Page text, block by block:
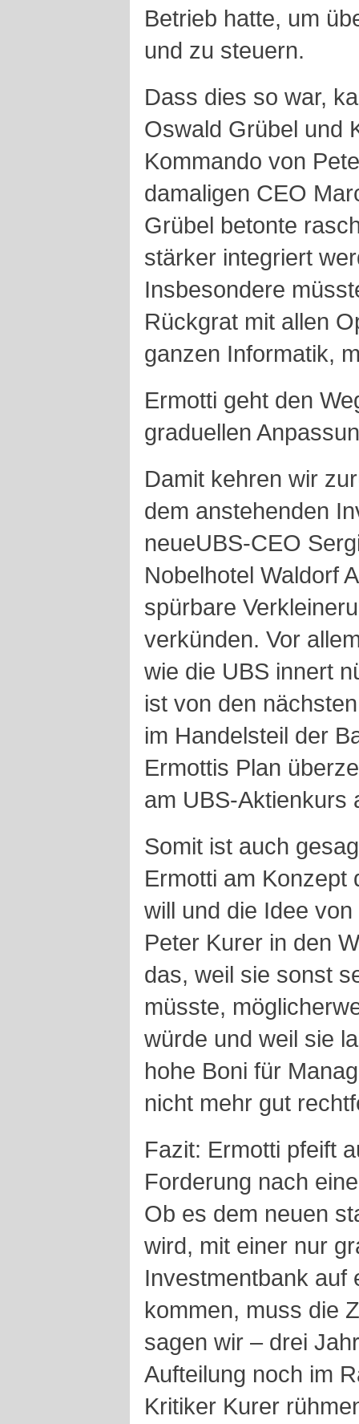
Betrieb hatte, um
und zu steuern.
Dass dies so war,
Oswald Grübel und
Kommando von
damaligen CEO
Grübel betonte
stärker integriert
Insbesondere
Rückgrat mit allen
ganzen Informatik,
Ermotti geht den
graduellen
Damit kehren wir
dem anstehenden
neueUBS-CEO
Nobelhotel Waldorf
spürbare
verkünden. Vor
wie die UBS innert
ist von den
im Handelsteil der
Ermottis Plan
am UBS-Aktienkurs
Somit ist auch
Ermotti am Konzept
will und die Idee
Peter Kurer in den
das, weil sie sonst
müsste,
würde und weil sie
hohe Boni für
nicht mehr gut
Fazit: Ermotti pfeift
Forderung nach
Ob es dem neuen
wird, mit einer nur
Investmentbank auf
kommen, muss die
sagen wir – drei
Aufteilung noch im
Kritiker Kurer